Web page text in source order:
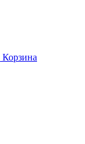
Корзина